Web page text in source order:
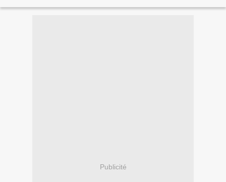
Publicité